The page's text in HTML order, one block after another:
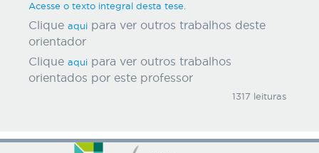
Acesse o texto integral desta tese.
Clique aqui para ver outros trabalhos deste
orientador
Clique aqui para ver outros trabalhos
orientados por este professor
1317 leituras